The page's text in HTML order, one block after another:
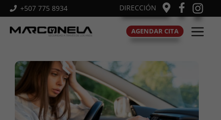
Saltar
al
contenido
+507 775 8934 DIRECCIÓN
AGENDAR CITA